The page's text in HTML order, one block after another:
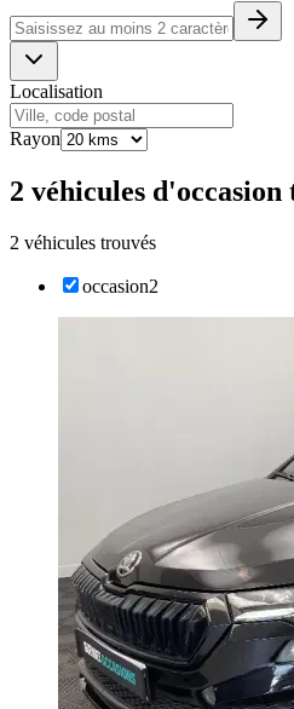
Localisation
Rayon
2 véhicules d'occasion
2 véhicules trouvés
occasion2